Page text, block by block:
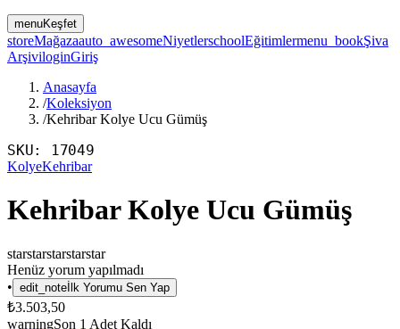
menuKeşfet
storeMağazaauto_awesomeNiyetlerschoolEğitimlermenu_bookŞiva
ArşiviloginGiriş
Anasayfa
/Koleksiyon
/Kehribar Kolye Ucu Gümüş
SKU: 17049
KolyeKehribar
Kehribar Kolye Ucu Gümüş
starstarstarstarstar
Henüz yorum yapılmadı
• edit_note İlk Yorumu Sen Yap
₺3.503,50
warningSon 1 Adet Kaldı